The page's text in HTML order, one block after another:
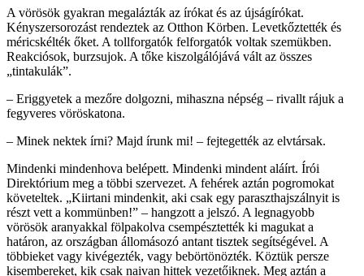
A vörösök gyakran megalázták az írókat és az újságírókat.
Kényszersorozást rendeztek az Otthon Körben. Levetkőztették és
méricskélték őket. A tollforgatók felforgatók voltak szemükben.
Reakciósok, burzsujok. A tőke kiszolgálójává vált az összes
„tintakulák”.
– Eriggyetek a mezőre dolgozni, mihaszna népség – rivallt rájuk a
fegyveres vöröskatona.
– Minek nektek írni? Majd írunk mi! – fejtegették az elvtársak.
Mindenki mindenhova belépett. Mindenki mindent aláírt. Írói
Direktórium meg a többi szervezet. A fehérek aztán pogromokat
követeltek. „Kiirtani mindenkit, aki csak egy paraszthajszálnyit is
részt vett a kommünben!” – hangzott a jelszó. A legnagyobb
vörösök aranyakkal fölpakolva csempésztették ki magukat a
határon, az országban állomásozó antant tisztek segítségével. A
többieket vagy kivégezték, vagy bebörtönözték. Köztük persze
kisembereket, kik csak naivan hittek vezetőiknek. Meg aztán a